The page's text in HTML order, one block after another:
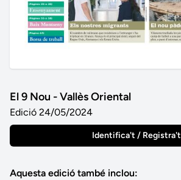
El 9 Nou - Vallès Oriental
Edició 24/05/2024
Identifica't / Registra't
Aquesta edició també inclou: